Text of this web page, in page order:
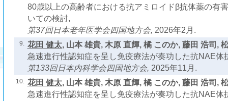
80歳以上の高齢者における抗アミロイドβ抗体薬の有
いての検討,
第37回日本老年医学会四国地方会, 2026年2月.
9. 花田 健太, 山本 雄貴, 木原 直輝, 橘 このか, 藤田 浩司,
急速進行性認知症を呈し免疫療法が奏功した抗NAE体
第133回日本内科学会四国地方会, 2025年11月.
10. 花田 健太, 山本 雄貴, 木原 直輝, 橘 このか, 藤田 浩司,
急速進行性認知症を呈し免疫療法が奏功した抗NAE体